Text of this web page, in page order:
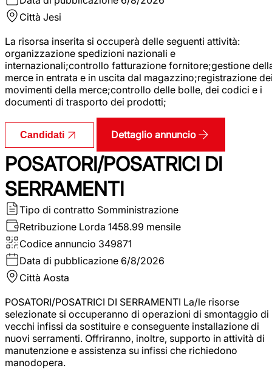
Città Jesi
La risorsa inserita si occuperà delle seguenti attività:
organizzazione spedizioni nazionali e
internazionali;controllo fatturazione fornitore;gestione
merce in entrata e in uscita dal magazzino;registrazione
movimenti della merce;controllo delle bolle, dei codici e i
documenti di trasporto dei prodotti;
Candidati Dettaglio annuncio
POSATORI/POSATRICI DI
SERRAMENTI
Tipo di contratto Somministrazione
Retribuzione Lorda 1458.99 mensile
Codice annuncio 349871
Data di pubblicazione 6/8/2026
Città Aosta
POSATORI/POSATRICI DI SERRAMENTI La/le risorse
selezionate si occuperanno di operazioni di smontaggio di
vecchi infissi da sostituire e conseguente installazione di
nuovi serramenti. Offriranno, inoltre, supporto in attività di
manutenzione e assistenza su infissi che richiedono
manodopera.